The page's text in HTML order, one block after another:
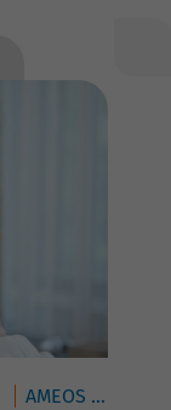
AMEOS Klinikum Oldenburg